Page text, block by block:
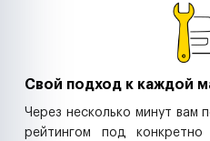
Свой подход к каждой
Через несколько минут вам
рейтингом под